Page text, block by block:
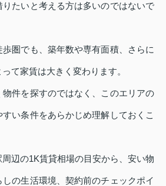
りたいと考える方は多いのではないで
歩圏でも、築年数や専有面積、さらに
て家賃は大きく変わります。
件を探すのではなく、このエリアの
い条件をあらかじめ理解しておくこ
辺の1K賃貸相場の目安から、安い物
の生活環境、契約前のチェックポイ